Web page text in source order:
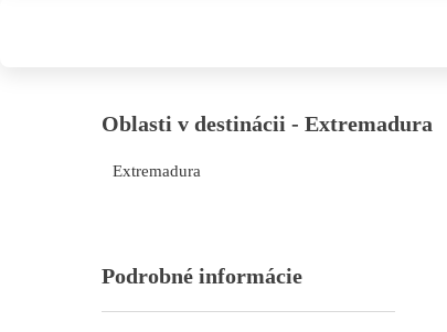
Oblasti v destinácii - Extremadura
Extremadura
Podrobné informácie